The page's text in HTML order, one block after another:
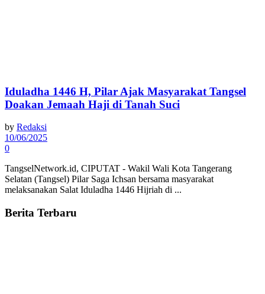
Iduladha 1446 H, Pilar Ajak Masyarakat Tangsel
Doakan Jemaah Haji di Tanah Suci
by Redaksi
10/06/2025
0
TangselNetwork.id, CIPUTAT - Wakil Wali Kota Tangerang
Selatan (Tangsel) Pilar Saga Ichsan bersama masyarakat
melaksanakan Salat Iduladha 1446 Hijriah di ...
Berita Terbaru